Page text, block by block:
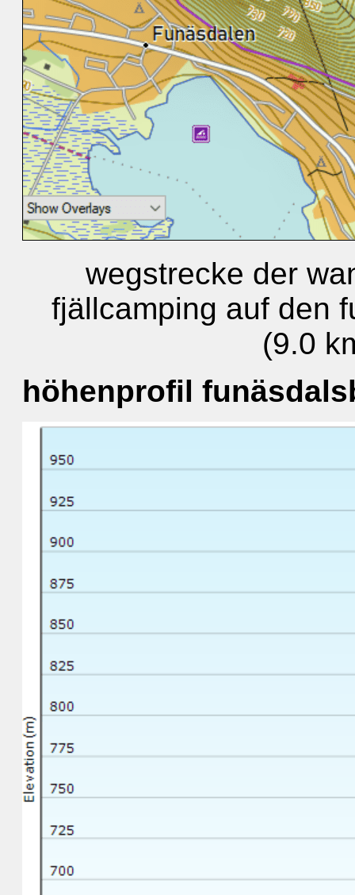
wegstrecke der
fjällcamping auf den
(9.0
höhenprofil